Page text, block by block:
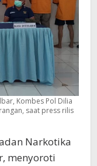
Kombes Pol Dilia
saat press rilis
Narkotika
menyoroti